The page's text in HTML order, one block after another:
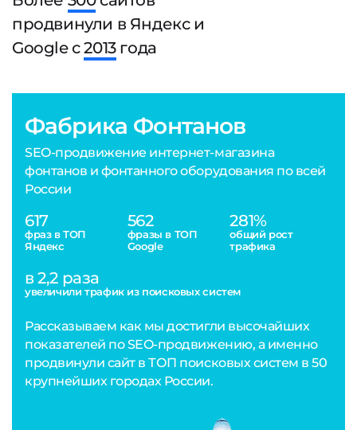
продвинули в Яндекс и
Google с2013года
Фабрика Фонтанов
SEO-продвижение интернет-магазина
фонтанов и фонтанного оборудования по всей
России
617
фраз в ТОП
Яндекс
562
фразы в ТОП
Google
281%
общий рост
трафика
в 2,2 раза
увеличили трафик из поисковых систем
Рассказываем как мы достигли высочайших
показателей по SEO-продвижению, а именно
продвинули сайт в ТОП поисковых систем в 50
крупнейших городах России.